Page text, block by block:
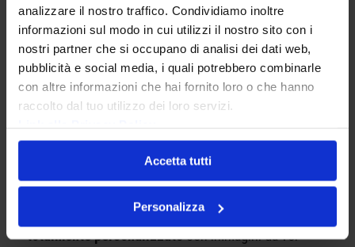
analizzare il nostro traffico. Condividiamo inoltre
informazioni sul modo in cui utilizzi il nostro sito con i
nostri partner che si occupano di analisi dei dati web,
pubblicità e social media, i quali potrebbero combinarle
con altre informazioni che hai fornito loro o che hanno
raccolto dal tuo utilizzo dei loro servizi.
Accetta tutti
Personalizza
sporco, all’usura e all’abrasione e
all’occorrenza possono essere rimossi senza
lasciare alcuna traccia.
La gamma di finiture è infinitae va da quelle a
catalogo a quelle con effetti fotografici o con
ed accogliente di una finitura effetto
legno, all’eleganza di una finitura effetto marmo. In
alternativa si può creare anche unambiente
totalmente personalizzatocon immagini da voi